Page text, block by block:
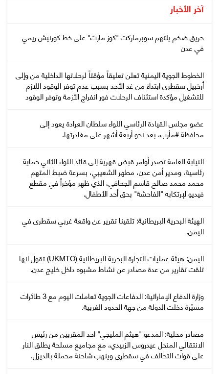
آخر الأخبار
حريق ضخم يلتهم سوبرماركت "كوز مارت" على خط كورنيش ريمي
في عدن
الخطوط الجوية اليمنية تعلن تعليقاً مؤقتاً لرحلاتها الداخلية من وإلى
أرخبيل سقطرى ابتداءً من غد الأحد بسبب عدم توفر الوقود اللازم
للتشغيل مؤكدة استئناف الرحلات فور انفراج الأزمة وتوفر الوقود
عضو مجلس القيادة الرئاسي اللواء سلطان العرادة يعود إلى
محافظة #مأرب، بعد نحو أربعة أشهر على مغادرتها.
النيابة العامة تصدر أوامر قبض قهرية إلى قائد اللواء الثاني حماية
رئاسية، ومدير أمن عدن، مطهر الشعيبي، بسرعة ضبط المتهم
محمد محمد صالح قاسم الجحافي، الذي ظهر مؤخراً في مقطع
فيديو لإرتكابه "الفاحشة" بحق أحد الأطفال.
‏الهيئة البحرية البريطانية: تلقينا تقرير عن واقعة غربي سقطرى في
اليمن.
اليمن: هيئة عمليات التجارة البحرية البريطانية (UKMTO) تقول انها
تلقت تقارير من عدة مصادر عن نشاط مشبوه داخل خليج عدن.
وزارة الدفاع الإماراتية: الدفاعات الجوية تعاملت اليوم مع 3 طائرات
مسيّرة دخلت الدولة من جهة الحدود الغربية.
مصادر محلية: المدعو "هيثم المليجي" احد المقربين من رئيس
الانتقالي المنحل عيدروس الزبيدي، مع مجاميع مسلحة يطلق النار
على قوات التحالف في سقطرى وينهب شاحنة محملة بالديزل.